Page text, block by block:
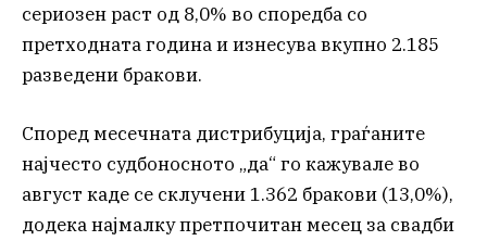
сериозен раст од 8,0% во споредба со
претходната година и изнесува вкупно 2.185
разведени бракови.
Според месечната дистрибуција, граѓаните
најчесто судбоносното „да“ го кажувале во
август каде се склучени 1.362 бракови (13,0%),
додека најмалку претпочитан месец за свадби